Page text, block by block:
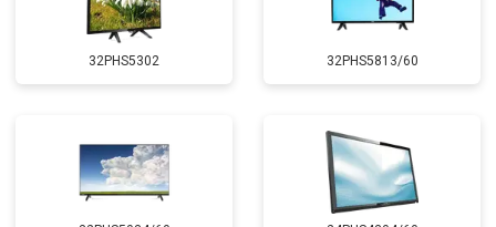
32PHS5302 32PHS5813/60